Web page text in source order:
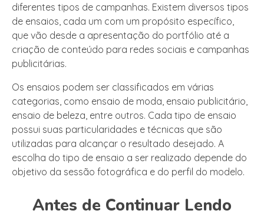
diferentes tipos de campanhas. Existem diversos tipos
de ensaios, cada um com um propósito específico,
que vão desde a apresentação do portfólio até a
criação de conteúdo para redes sociais e campanhas
publicitárias.
Os ensaios podem ser classificados em várias
categorias, como ensaio de moda, ensaio publicitário,
ensaio de beleza, entre outros. Cada tipo de ensaio
possui suas particularidades e técnicas que são
utilizadas para alcançar o resultado desejado. A
escolha do tipo de ensaio a ser realizado depende do
objetivo da sessão fotográfica e do perfil do modelo.
Antes de Continuar Lendo